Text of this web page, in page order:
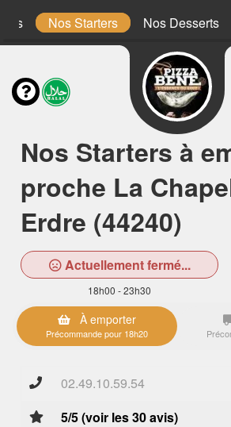
Nos Starters Nos Desserts
Nos Starters à
proche La
Erdre (44240)
Actuellement fermé...
18h00 - 23h30
À emporter
Précommande pour 18h20
02.49.10.59.54
5/5 (voir les 30 avis)